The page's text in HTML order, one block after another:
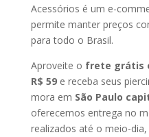
Acessórios é um e-
permite manter preços
para todo o Brasil.
Aproveite o frete grátis
R$ 59e receba seus
mora em São Paulo
oferecemos entrega no
realizados até o meio-